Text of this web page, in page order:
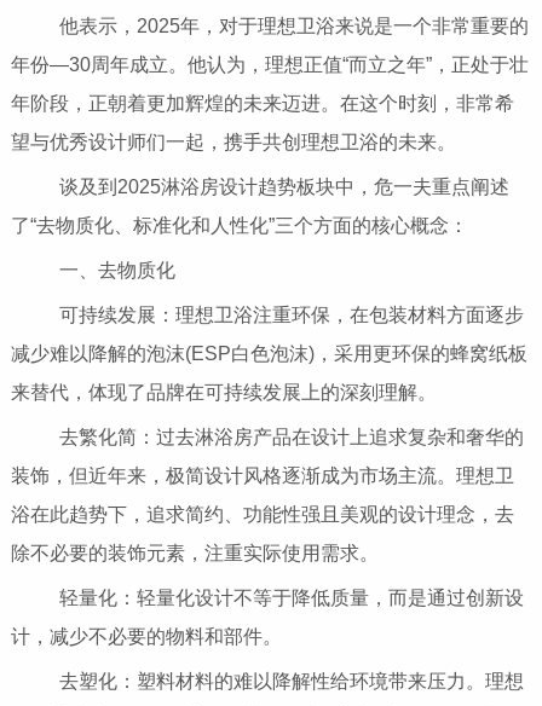
他表示，2025年，对于理想卫浴来说是一个非常重要的
年份—30周年成立。他认为，理想正值“而立之年”，正处于壮
年阶段，正朝着更加辉煌的未来迈进。在这个时刻，非常希
望与优秀设计师们一起，携手共创理想卫浴的未来。
谈及到2025淋浴房设计趋势板块中，危一夫重点阐述
了“去物质化、标准化和人性化”三个方面的核心概念：
一、去物质化
可持续发展：理想卫浴注重环保，在包装材料方面逐步
减少难以降解的泡沫(ESP白色泡沫)，采用更环保的蜂窝纸板
来替代，体现了品牌在可持续发展上的深刻理解。
去繁化简：过去淋浴房产品在设计上追求复杂和奢华的
装饰，但近年来，极简设计风格逐渐成为市场主流。理想卫
浴在此趋势下，追求简约、功能性强且美观的设计理念，去
除不必要的装饰元素，注重实际使用需求。
轻量化：轻量化设计不等于降低质量，而是通过创新设
计，减少不必要的物料和部件。
去塑化：塑料材料的难以降解性给环境带来压力。理想